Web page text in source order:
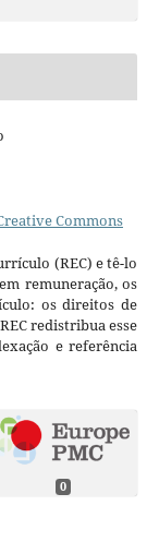
Commons
(REC) e tê-lo
remuneração, os
os direitos de
redistribua esse
e referência
0